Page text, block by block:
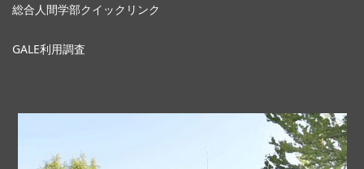
総合人間学部クイックリンク
GALE利用調査